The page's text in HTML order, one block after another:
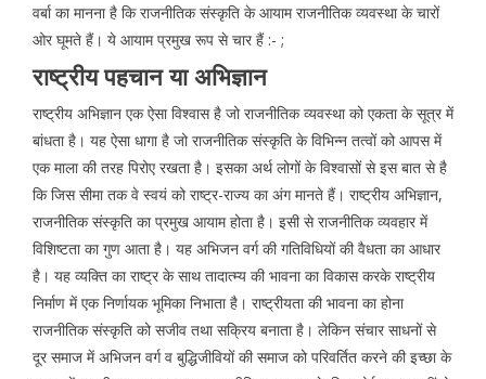
वर्बा का मानना है कि राजनीतिक संस्कृति के आयाम राजनीतिक व्यवस्था के चारों
ओर घूमते हैं। ये आयाम प्रमुख रूप से चार हैं :- ;
राष्ट्रीय पहचान या अभिज्ञान
राष्ट्रीय अभिज्ञान एक ऐसा विश्वास है जो राजनीतिक व्यवस्था को एकता के सूत्र में
बांधता है। यह ऐसा धागा है जो राजनीतिक संस्कृति के विभिन्न तत्वों को आपस में
एक माला की तरह पिरोए रखता है। इसका अर्थ लोगों के विश्वासों से इस बात से है
कि जिस सीमा तक वे स्वयं को राष्ट्र-राज्य का अंग मानते हैं। राष्ट्रीय अभिज्ञान,
राजनीतिक संस्कृति का प्रमुख आयाम होता है। इसी से राजनीतिक व्यवहार में
विशिष्टता का गुण आता है। यह अभिजन वर्ग की गतिविधियों की वैधता का आधार
है। यह व्यक्ति का राष्ट्र के साथ तादात्म्य की भावना का विकास करके राष्ट्रीय
निर्माण में एक निर्णायक भूमिका निभाता है। राष्ट्रीयता की भावना का होना
राजनीतिक संस्कृति को सजीव तथा सक्रिय बनाता है। लेकिन संचार साधनों से
दूर समाज में अभिजन वर्ग व बुद्धिजीवियों की समाज को परिवर्तित करने की इच्छा के